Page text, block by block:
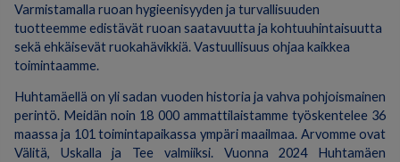
Varmistamalla ruoan hygieenisyyden ja turvallisuuden
tuotteemme edistävät ruoan saatavuutta ja kohtuuhintaisuutta
sekä ehkäisevät ruokahävikkiä. Vastuullisuus ohjaa kaikkea
toimintaamme.
Huhtamäellä on yli sadan vuoden historia ja vahva pohjoismainen
perintö. Meidän noin 18 000 ammattilaistamme työskentelee 36
maassa ja 101 toimintapaikassa ympäri maailmaa. Arvomme ovat
Välitä, Uskalla ja Tee valmiiksi. Vuonna 2024 Huhtamäen